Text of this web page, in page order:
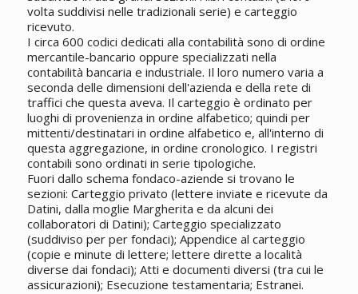
volta suddivisi nelle tradizionali serie) e carteggio
ricevuto.
I circa 600 codici dedicati alla contabilità sono di ordine
mercantile-bancario oppure specializzati nella
contabilità bancaria e industriale. Il loro numero varia a
seconda delle dimensioni dell'azienda e della rete di
traffici che questa aveva. Il carteggio è ordinato per
luoghi di provenienza in ordine alfabetico; quindi per
mittenti/destinatari in ordine alfabetico e, all'interno di
questa aggregazione, in ordine cronologico. I registri
contabili sono ordinati in serie tipologiche.
Fuori dallo schema fondaco-aziende si trovano le
sezioni: Carteggio privato (lettere inviate e ricevute da
Datini, dalla moglie Margherita e da alcuni dei
collaboratori di Datini); Carteggio specializzato
(suddiviso per per fondaci); Appendice al carteggio
(copie e minute di lettere; lettere dirette a località
diverse dai fondaci); Atti e documenti diversi (tra cui le
assicurazioni); Esecuzione testamentaria; Estranei.